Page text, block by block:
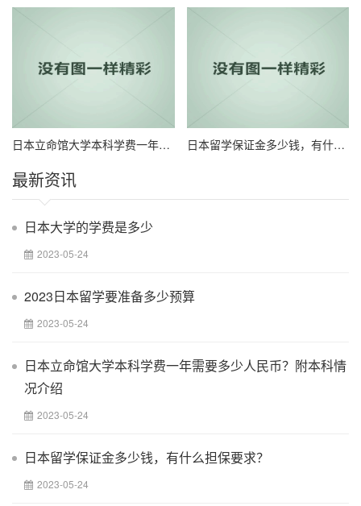
日本立命馆大学本科学费一年需要多少人民币？附本科情况介绍 日本留学保证金多少钱，有什么担保要求？
最新资讯
日本大学的学费是多少
2023-05-24
2023日本留学要准备多少预算
2023-05-24
日本立命馆大学本科学费一年需要多少人民币？附本科情
况介绍
2023-05-24
日本留学保证金多少钱，有什么担保要求？
2023-05-24